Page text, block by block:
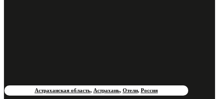
Астраханская область, Астрахань, Отели, Россия